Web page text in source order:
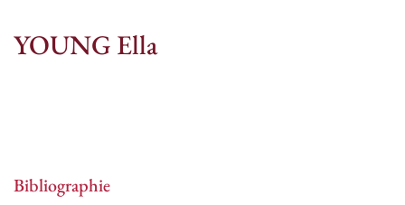
YOUNG Ella
Bibliographie